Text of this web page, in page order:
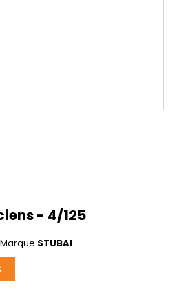
- 4/125
Marque STUBAI